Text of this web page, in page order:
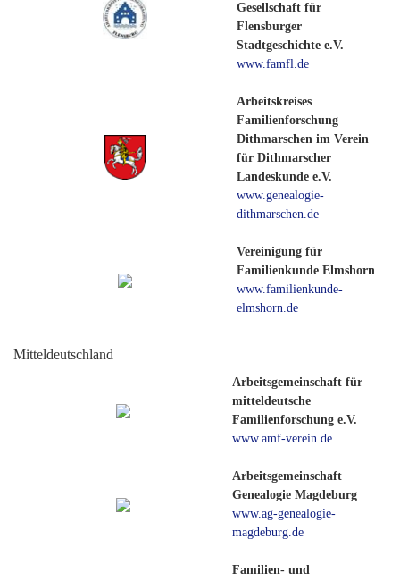
Gesellschaft für
Flensburger
Stadtgeschichte e.V.
www.famfl.de
Arbeitskreises
Familienforschung
Dithmarschen im Verein
für Dithmarscher
Landeskunde e.V.
www.genealogie-
dithmarschen.de
Vereinigung für
Familienkunde Elmshorn
www.familienkunde-
elmshorn.de
Mitteldeutschland
Arbeitsgemeinschaft für
mitteldeutsche
Familienforschung e.V.
www.amf-verein.de
Arbeitsgemeinschaft
Genealogie Magdeburg
www.ag-genealogie-
magdeburg.de
Familien- und